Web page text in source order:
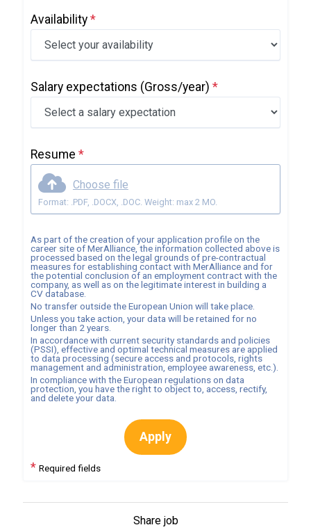
Availability *
Salary expectations (Gross/year) *
Resume *
Choose file
Format: .PDF, .DOCX, .DOC. Weight: max 2 MO.
As part of the creation of your application profile on the
career site ofMerAlliance, the information collected above is
processed based on the legal grounds of pre-contractual
measures for establishing contact with MerAllianceand for
the potential conclusion of an employment contract with the
company, as well as on the legitimate interest in building a
CV database.
No transfer outside the European Union will take place.
Unless you take action, your data will be retained for no
longer than 2 years.
In accordance with current security standards and policies
(PSSI), effective and optimal technical measures are applied
to data processing (secure access and protocols, rights
management and administration, employee awareness, etc.).
In compliance with the European regulations on data
protection, you have the right to object to, access, rectify,
and delete your data.
Apply
* Required fields
Share job